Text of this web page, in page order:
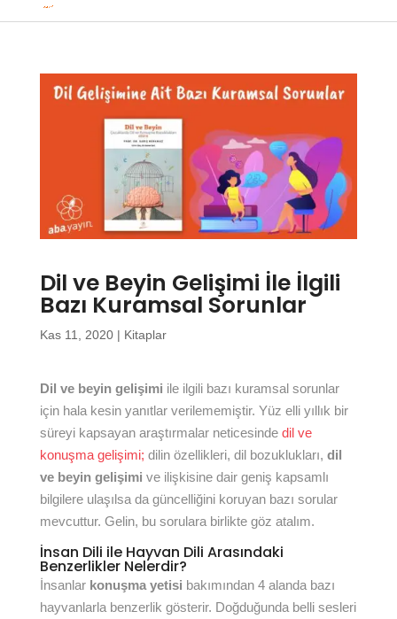
Dil ve Beyin Gelişimi İle İlgili
Bazı Kuramsal Sorunlar
Kas 11, 2020| Kitaplar
Dil ve beyin gelişimi ile ilgili bazı kuramsal sorunlar
için hala kesin yanıtlar verilememiştir. Yüz elli yıllık bir
süreyi kapsayan araştırmalar neticesinde dil ve
konuşma gelişimi; dilin özellikleri, dil bozuklukları, dil
ve beyin gelişimi ve ilişkisine dair geniş kapsamlı
bilgilere ulaşılsa da güncelliğini koruyan bazı sorular
mevcuttur. Gelin, bu sorulara birlikte göz atalım.
İnsan Dili ile Hayvan Dili Arasındaki
Benzerlikler Nelerdir?
İnsanlar konuşma yetisi bakımından 4 alanda bazı
hayvanlarla benzerlik gösterir. Doğduğunda belli sesleri